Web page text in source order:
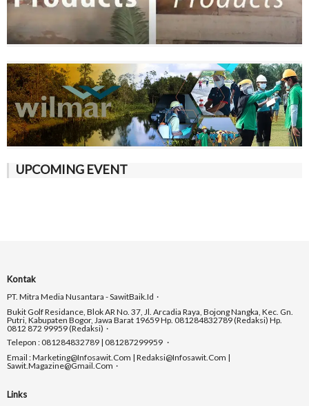
UPCOMING EVENT
Kontak
PT. Mitra Media Nusantara - SawitBaik.id
Bukit Golf Residance, Blok AR No. 37, Jl. Arcadia Raya, Bojong Nangka, Kec. Gn.
Putri, Kabupaten Bogor, Jawa Barat 19659 Hp. 081284832789 (Redaksi) Hp.
0812 872 99959 (Redaksi)
Telepon : 081284832789 | 081287299959
Email : Marketing@infosawit.com | Redaksi@infosawit.com |
Sawit.magazine@gmail.com
Links